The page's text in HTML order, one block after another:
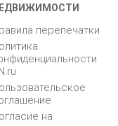
перепечатки
на